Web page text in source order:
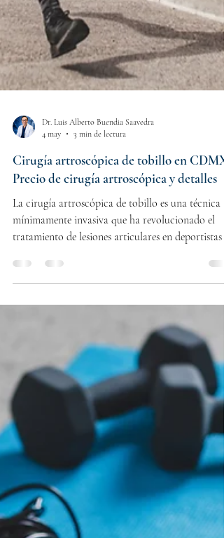
Dr. Luis Alberto Buendia Saavedra
4 may
3 min de lectura
Cirugía artroscópica de tobillo en CDMX:
Precio de cirugía artroscópica y detalles
La cirugía artroscópica de tobillo es una técnica
intervención se ha consolidado como una opción
eficaz para recuperar la movilidad y reducir el
tiempo de recuperación. En este artículo, explico
los aspectos más importantes sobre esta cirugía,
incluyendo el precio, el procedimiento y
recomendaciones para quienes enfrentan lesiones